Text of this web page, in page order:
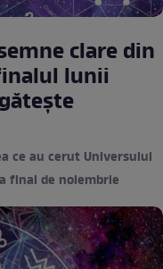
clare din
lunii
ce au cerut Universului
final de noiembrie